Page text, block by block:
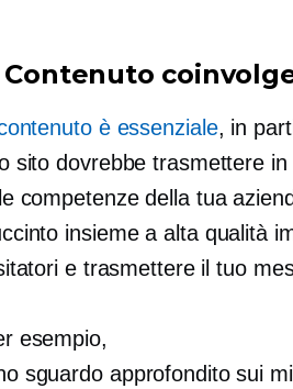
Contenuto
è essenziale, in
sito dovrebbe trasmettere
competenze della tua
insieme aalta qualità
e trasmettere il tuo
esempio,
sguardo approfondito sui